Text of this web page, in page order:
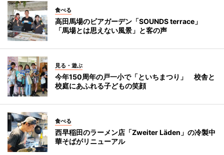
食べる
高田馬場のビアガーデン「SOUNDS terrace」
「馬場とは思えない風景」と客の声
見る・遊ぶ
今年150周年の戸一小で「といちまつり」 校舎と
校庭にあふれる子どもの笑顔
食べる
西早稲田のラーメン店「Zweiter Läden」の冷製中
華そばがリニューアル